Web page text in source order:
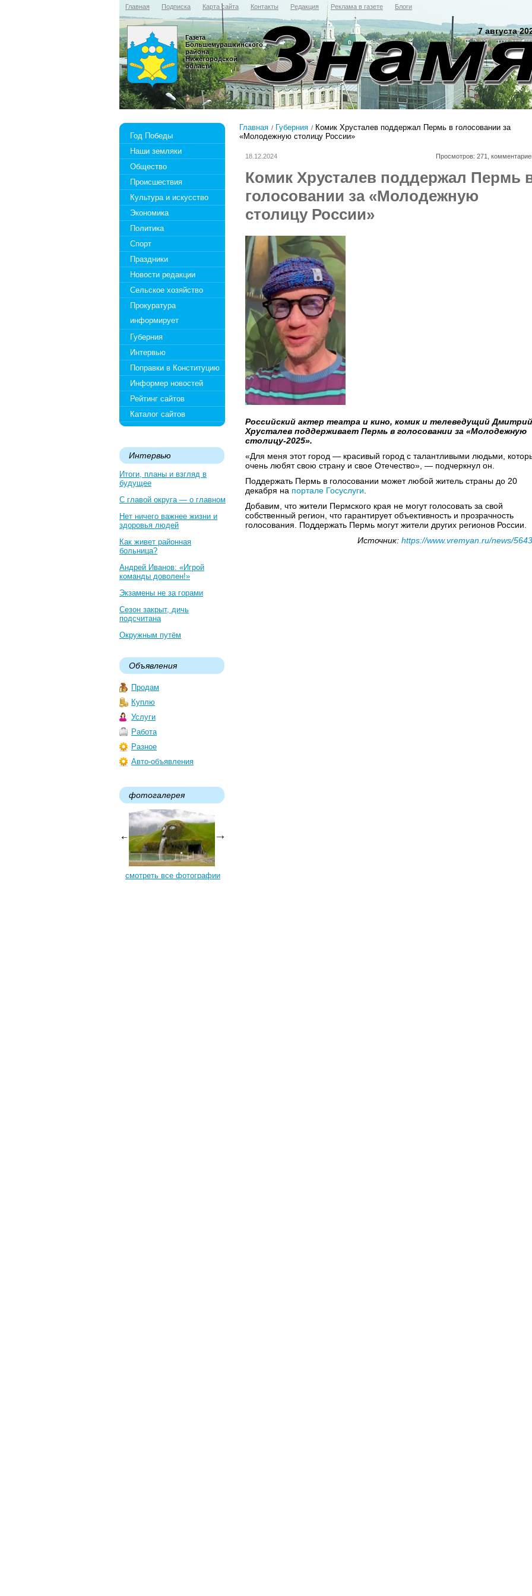
Главная Подписка Карта сайта Контакты Редакция Реклама в газете Блоги
7 августа
Газета
Большемурашкинского
района
Нижегородской
области
Год Победы
Наши земляки
Общество
Происшествия
Культура и искусство
Экономика
Политика
Спорт
Праздники
Новости редакции
Сельское хозяйство
Прокуратура
информирует
Губерния
Интервью
Поправки в Конституцию
Информер новостей
Рейтинг сайтов
Каталог сайтов
Интервью
Итоги, планы и взгляд в
будущее
С главой округа — о главном
Нет ничего важнее жизни и
здоровья людей
Как живет районная
больница?
Андрей Иванов: «Игрой
команды доволен!»
Экзамены не за горами
Сезон закрыт, дичь
подсчитана
Окружным путём
Объявления
Продам
Куплю
Услуги
Работа
Разное
Авто-объявления
фотогалерея
смотреть все фотографии
Главная Губерния
Комик Хрусталев поддержал Пермь в голосовании за
«Молодежную столицу России»
18.12.2024 Просмотров: 271,
Комик Хрусталев поддержал Пермь
голосовании за «Молодежную
столицу России»
Российский актер театра и кино, комик и телеведущий Дмитрий
Хрусталев поддерживает Пермь в голосовании за «Молодежную
столицу-2025».
«Для меня этот город — красивый город с талантливыми людьми,
очень любят свою страну и свое Отечество», — подчеркнул он.
Поддержать Пермь в голосовании может любой житель страны до 20
декабря на портале Госуслуги
Добавим, что жители Пермского края не могут голосовать за свой
собственный регион, что гарантирует объективность и прозрачность
голосования. Поддержать Пермь могут жители других регионов России.
Источник: https://www.vremyan.ru/news/